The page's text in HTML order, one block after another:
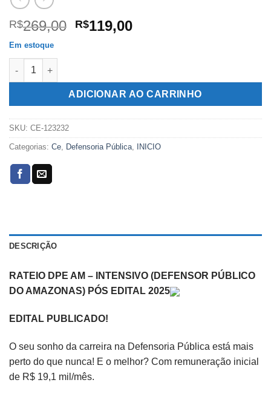
R$269,00 O
R$269,00.
R$119,00O
R$119,00.
Em estoque
DPE AM - INTENSIVO (DEFENSOR PÚBLICO DO AMAZONAS)
ADICIONAR AO CARRINHO
SKU: CE-123232
Categorias: Ce, Defensoria Pública, INICIO
DESCRIÇÃO
RATEIO DPE AM – INTENSIVO (DEFENSOR PÚBLICO
DO AMAZONAS) PÓS EDITAL 2025
EDITAL PUBLICADO!
O seu sonho da carreira na Defensoria Pública está mais
perto do que nunca! E o melhor? Com remuneração inicial
de R$ 19,1 mil/mês.